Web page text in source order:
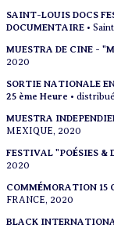
SAINT-LOUIS DOCS
DOCUMENTAIRE •
MUESTRA DE CINE -
2020
SORTIE NATIONALE
25 ème Heure •
MUESTRA
MEXIQUE, 2020
FESTIVAL "POÉSIES &
2020
COMMÉMORATION
FRANCE, 2020
BLACK